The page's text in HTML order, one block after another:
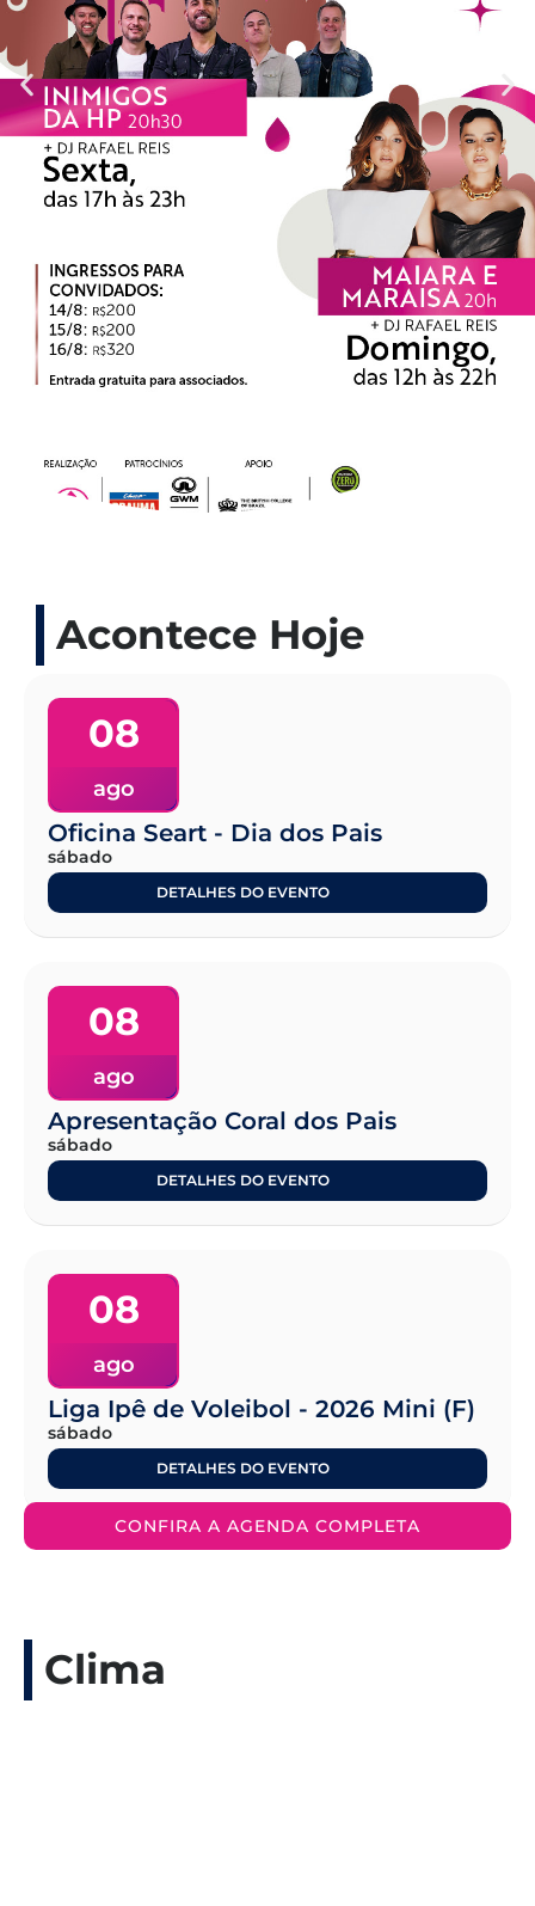
Acontece Hoje
08
ago
Oficina Seart - Dia dos Pais
sábado
DETALHES DO EVENTO
08
ago
Apresentação Coral dos Pais
sábado
DETALHES DO EVENTO
08
ago
Liga Ipê de Voleibol - 2026 Mini (F)
sábado
DETALHES DO EVENTO
CONFIRA A AGENDA COMPLETA
Clima